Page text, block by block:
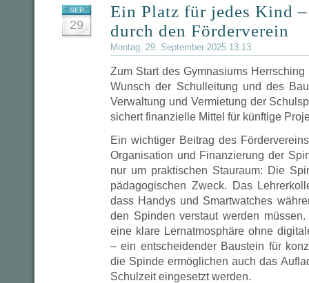
–
SEP.
29
Ein Platz für jedes Kind
durch den Förderverein
Montag, 29. September 2025 13:13
Zum Start des Gymnasiums
Wunsch der Schulleitung und des
Verwaltung und Vermietung der
sichert finanzielle Mittel für künftige
Ein wichtiger Beitrag des
Organisation und Finanzierung der
nur um praktischen Stauraum: Die
pädagogischen Zweck. Das
dass Handys und Smartwatches
den Spinden verstaut werden
eine klare Lernatmosphäre ohne
– ein entscheidender Baustein für
die Spinde ermöglichen auch das
Schulzeit eingesetzt werden.